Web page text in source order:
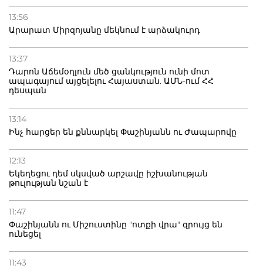
13:56
Արարատ Միրզոյանը մեկնում է արձակուրդ
13:37
Դարոն Աճեմօղլուն մեծ ցանկություն ունի մոտ
ապագայում այցելելու Հայաստան. ԱՄՆ-ում ՀՀ
դեսպան
13:14
Ինչ հարցեր են քննարկել Փաշինյանն ու Ժապարովը
12:13
Եկեղեցու դեմ սկսված արշավը իշխանության
թուլության նշան է
11:47
Փաշինյանն ու Միշուստինը "ոտքի վրա" զրույց են
ունեցել
11:43